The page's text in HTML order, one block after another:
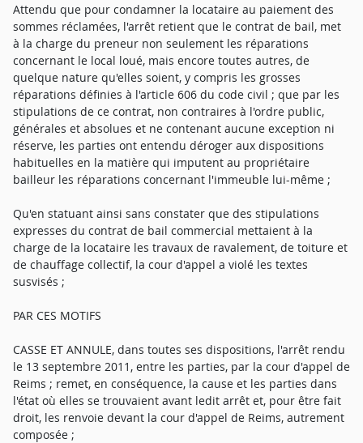
Attendu que pour condamner la locataire au paiement des
sommes réclamées, l'arrêt retient que le contrat de bail, met
à la charge du preneur non seulement les réparations
concernant le local loué, mais encore toutes autres, de
quelque nature qu'elles soient, y compris les grosses
réparations définies à l'article 606 du code civil ; que par les
stipulations de ce contrat, non contraires à l'ordre public,
générales et absolues et ne contenant aucune exception ni
réserve, les parties ont entendu déroger aux dispositions
habituelles en la matière qui imputent au propriétaire
bailleur les réparations concernant l'immeuble lui-même ;
Qu'en statuant ainsi sans constater que des stipulations
expresses du contrat de bail commercial mettaient à la
charge de la locataire les travaux de ravalement, de toiture et
de chauffage collectif, la cour d'appel a violé les textes
susvisés ;
PAR CES MOTIFS
CASSE ET ANNULE, dans toutes ses dispositions, l'arrêt rendu
le 13 septembre 2011, entre les parties, par la cour d'appel de
Reims ; remet, en conséquence, la cause et les parties dans
l'état où elles se trouvaient avant ledit arrêt et, pour être fait
droit, les renvoie devant la cour d'appel de Reims, autrement
composée ;